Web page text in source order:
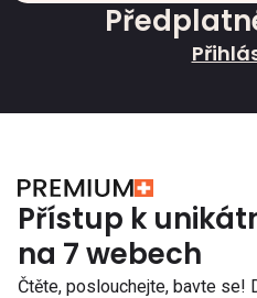
Přístup k
na 7 webech
Čtěte, poslouchejte, bavte se!